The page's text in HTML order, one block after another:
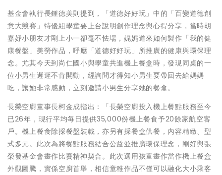
基金會執行長鍾德美則提到，「道德好好玩」中的「百變道德創
意大競賽」特優組學童要上台說明創作理念與心得分享，當時胡
嘉妤小朋友才剛上小一卻毫不怯場，娓娓道來如何製作「我的健
康餐盤」美勞作品，呼應「道德好好玩」所推廣的健康與環保理
念。尤其今天到尚仁國小與學童共進機上餐盒時，發現同桌的一
位小男生遲遲不肯開動，經詢問才得知小男生要帶回去給媽媽
吃，讓她非常感動，立刻邀請小男生分享她的餐盒。
長榮空廚董事長柯金成指出：「長榮空廚投入機上餐點服務至今
已26年，現行平均每日提供35,000份機上餐食予20餘家航空客
戶。機上餐食除採餐盤裝載，亦另有採餐盒供餐，內容精緻、型
式多元。此次為將餐點服務結合公益並推廣環保理念，剛好與張
榮發基金會畫作比賽精神契合。此次選用孩童畫作當作機上餐盒
外觀圖騰，實係空廚首舉，相信童稚作品不僅可以融化大小乘客